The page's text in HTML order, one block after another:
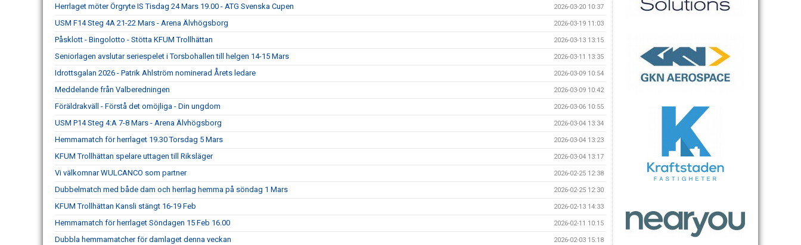
Herrlaget möter Örgryte IS Tisdag 24 Mars 19.00 - ATG Svenska Cupen 2026-03-20 10:37
USM F14 Steg 4A 21-22 Mars - Arena Älvhögsborg 2026-03-19 11:03
Påsklott - Bingolotto - Stötta KFUM Trollhättan 2026-03-13 13:15
Seniorlagen avslutar seriespelet i Torsbohallen till helgen 14-15 Mars 2026-03-11 13:35
Idrottsgalan 2026 - Patrik Ahlström nominerad Årets ledare 2026-03-09 10:54
Meddelande från Valberedningen 2026-03-09 10:42
Föräldrakväll - Förstå det omöjliga - Din ungdom 2026-03-06 10:55
USM P14 Steg 4:A 7-8 Mars - Arena Älvhögsborg 2026-03-04 13:34
Hemmamatch för herrlaget 19.30 Torsdag 5 Mars 2026-03-04 13:23
KFUM Trollhättan spelare uttagen till Riksläger 2026-03-04 13:17
Vi välkomnar WULCANCO som partner 2026-02-25 12:38
Dubbelmatch med både dam och herrlag hemma på söndag 1 Mars 2026-02-25 12:30
KFUM Trollhättan Kansli stängt 16-19 Feb 2026-02-13 14:33
Hemmamatch för herrlaget Söndagen 15 Feb 16.00 2026-02-11 10:15
Dubbla hemmamatcher för damlaget denna veckan 2026-02-03 15:18